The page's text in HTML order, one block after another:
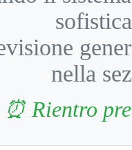
nella
⏰ Rientro